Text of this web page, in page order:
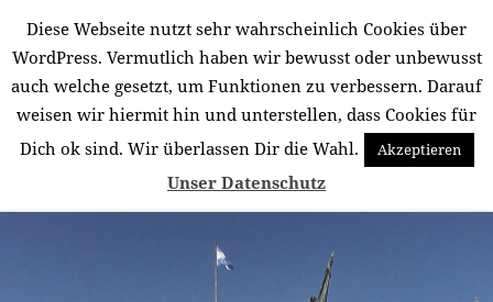
Südamerika für mich
MENÜ
UND
WIDGETS
Schlagwort: Don’t cry for me Argentina
Diese Webseite nutzt sehr wahrscheinlich Cookies über
WordPress. Vermutlich haben wir bewusst oder unbewusst
auch welche gesetzt, um Funktionen zu verbessern. Darauf
weisen wir hiermit hin und unterstellen, dass Cookies für
Dich ok sind. Wir überlassen Dir die Wahl.
Akzeptieren
Unser Datenschutz